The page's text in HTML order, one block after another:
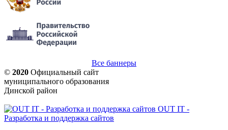
Все баннеры
© 2020 Официальный сайт
муниципального образования
Динской район
OUT IT -
Разработка и поддержка сайтов